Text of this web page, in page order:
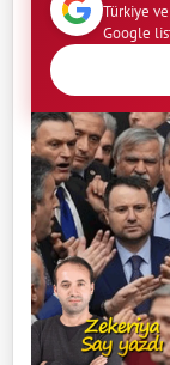
Türkiye
Google